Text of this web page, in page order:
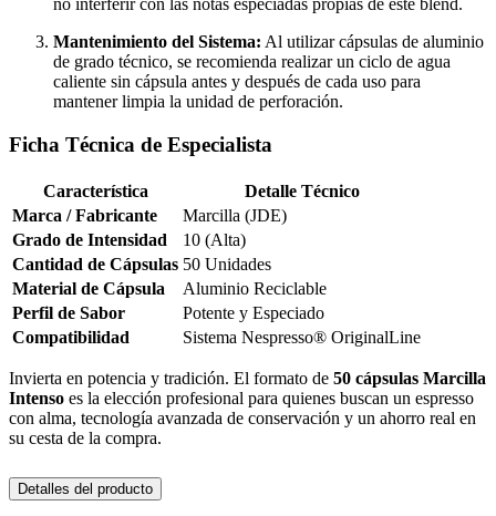
no interferir con las notas especiadas propias de este blend.
Mantenimiento del Sistema: Al utilizar cápsulas de aluminio
de grado técnico, se recomienda realizar un ciclo de agua
caliente sin cápsula antes y después de cada uso para
mantener limpia la unidad de perforación.
Ficha Técnica de Especialista
Característica
Detalle Técnico
Marca / Fabricante
Marcilla (JDE)
Grado de Intensidad
10 (Alta)
Cantidad de Cápsulas 50 Unidades
Material de Cápsula
Aluminio Reciclable
Perfil de Sabor
Potente y Especiado
Compatibilidad
Sistema Nespresso® OriginalLine
Invierta en potencia y tradición. El formato de 50 cápsulas Marcilla
Intenso es la elección profesional para quienes buscan un espresso
con alma, tecnología avanzada de conservación y un ahorro real en
su cesta de la compra.
Detalles del producto